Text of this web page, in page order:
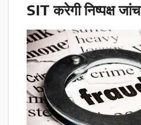
SIT करेगी निष्पक्ष जांच